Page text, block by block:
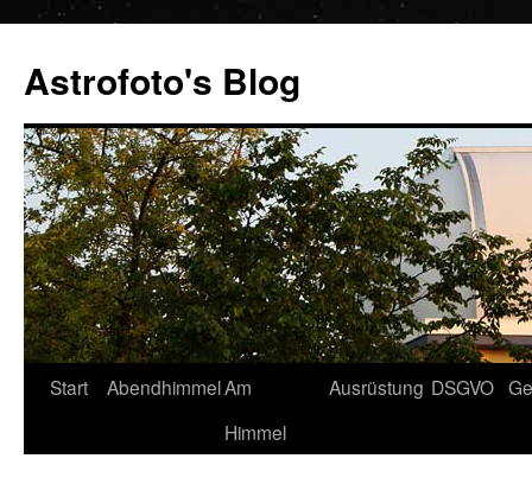
springen
Astrofoto's Blog
Start AbendhimmelAm
Himmel
Ausrüstung DSGVO